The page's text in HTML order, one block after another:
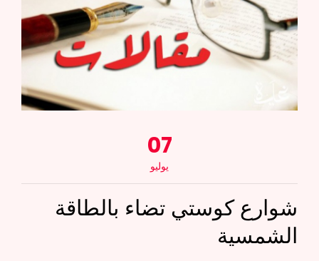
07
يوليو
شوارع كوستي تضاء بالطاقة
الشمسية